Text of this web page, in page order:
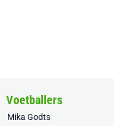
Voetballers
Mika Godts